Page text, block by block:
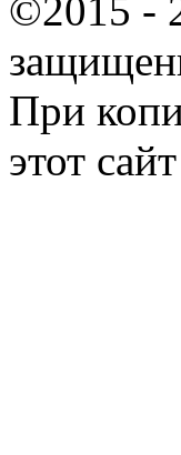
©2015 -
При
этот